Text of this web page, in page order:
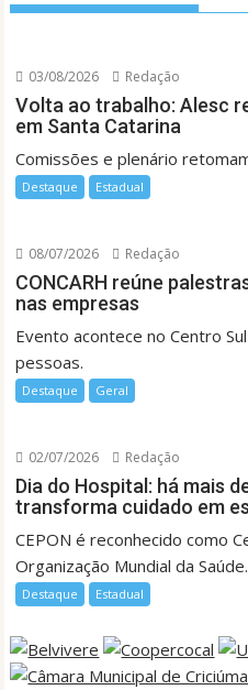
03/08/2026 Redação
Volta ao trabalho: Alesc
em Santa Catarina
Comissões e plenário
Destaque Estadual
08/07/2026 Redação
CONCARH reúne
nas empresas
Evento acontece no Centro
pessoas.
Destaque Geral
02/07/2026 Redação
Dia do Hospital: há mais
transforma cuidado em
CEPON é reconhecido como
Organização Mundial da Saúde.
Destaque Estadual